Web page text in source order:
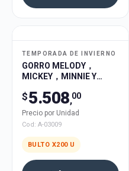
TEMPORADA DE INVIERNO
GORRO MELODY，
MICKEY，MINNIE Y
LEVANTA OREJAS C/LUZ
200U
$5.508,00
Precio por Unidad
Cod: A-03009
BULTO X200 U